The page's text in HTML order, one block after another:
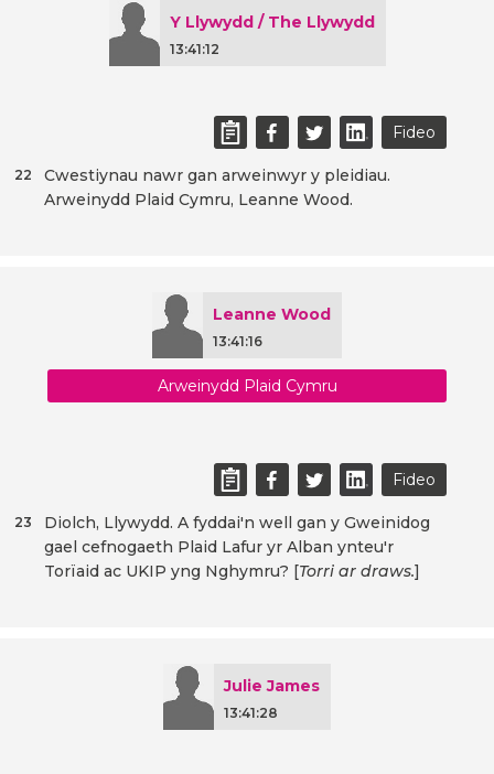
Y Llywydd / The Llywydd
13:41:12
Fideo
Cwestiynau nawr gan arweinwyr y pleidiau.
Arweinydd Plaid Cymru, Leanne Wood.
22
Leanne Wood
13:41:16
Arweinydd Plaid Cymru
Fideo
Diolch, Llywydd. A fyddai'n well gan y Gweinidog
gael cefnogaeth Plaid Lafur yr Alban ynteu'r
Torïaid ac UKIP yng Nghymru? [Torri ar draws.]
23
Julie James
13:41:28